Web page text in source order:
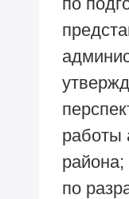
работы
района;
по